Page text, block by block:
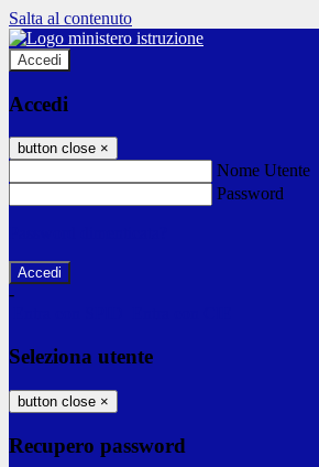
Salta al contenuto
Accedi
Accedi
button close ×
Nome Utente
Password
-
Seleziona utente
button close ×
Recupero password